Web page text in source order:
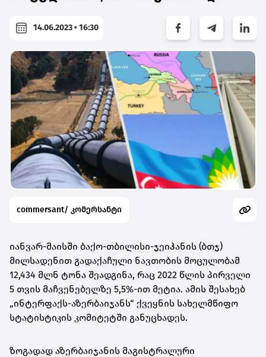
14.06.2023 • 16:30
commersant/ კომერსანტი
იანვარ-მაისში ბაქო-თბილისი-ჯეიჰანის (ბთჯ)
მილსადენით გადაქაჩული ნავთობის მოცულობამ
12,434 მლნ ტონა შეადგინა, რაც 2022 წლის პირველი
5 თვის მაჩვენებელზე 5,5%-ით მეტია. ამის შესახებ
„ინტერფაქს-აზერბაიჯანს“ ქვეყნის სახელმწიფო
სტატისტიკის კომიტეტში განუცხადეს.
ზოგადად აზერბაიჯანის მაგისტრალური